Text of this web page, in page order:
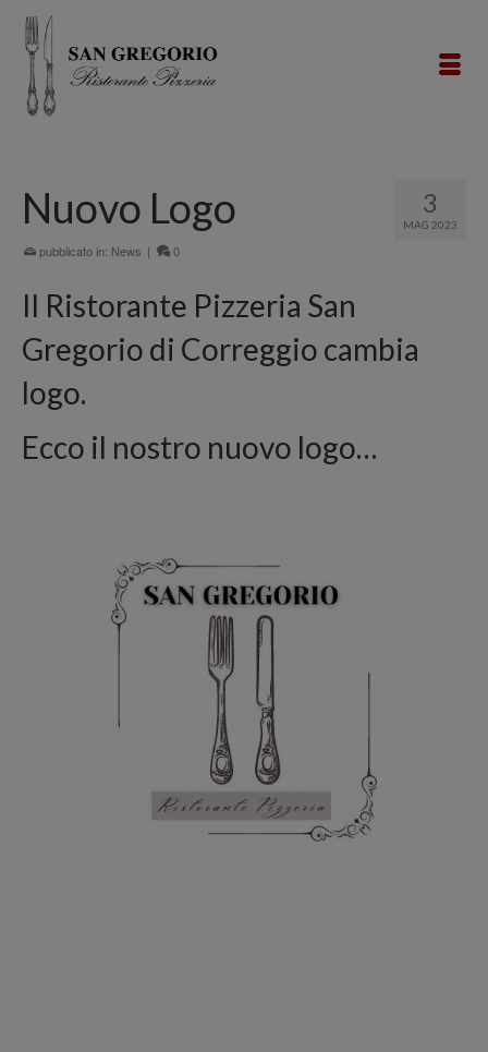
3
MAG 2023
Nuovo Logo
pubblicato in: News | 0
Il Ristorante Pizzeria San
Gregorio di Correggio cambia
logo.
Ecco il nostro nuovo logo…